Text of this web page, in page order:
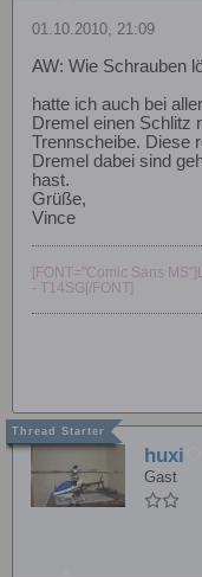
01.10.2010, 21:09
AW: Wie Schrauben
hatte ich auch bei
Dremel einen Schlitz
Trennscheibe. Diese
Dremel dabei sind
hast.
Grüße,
Vince
[FONT="Comic Sans
- T14SG[/FONT]
huxi
Gast